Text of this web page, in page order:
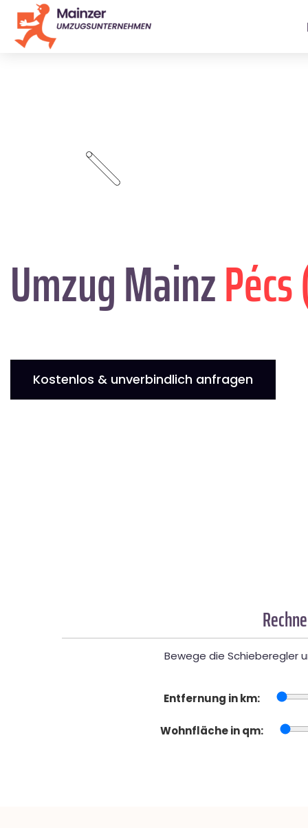
Umzug Mainz
Kostenlos & unverbindlich anfragen
Bewege die Schieberegler
Entfernung in km:
Wohnfläche in qm: